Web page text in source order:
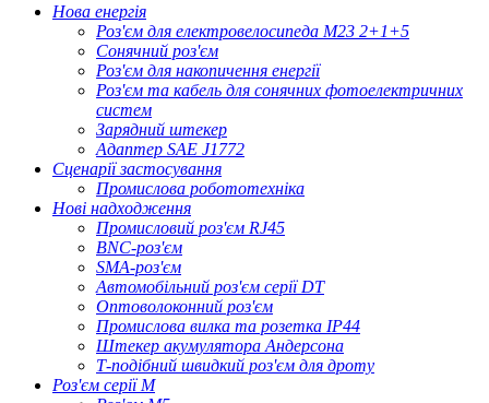
Нова енергія
Роз'єм для електровелосипеда M23 2+1+5
Сонячний роз'єм
Роз'єм для накопичення енергії
Роз'єм та кабель для сонячних фотоелектричних
систем
Зарядний штекер
Адаптер SAE J1772
Сценарії застосування
Промислова робототехніка
Нові надходження
Промисловий роз'єм RJ45
BNC-роз'єм
SMA-роз'єм
Автомобільний роз'єм серії DT
Оптоволоконний роз'єм
Промислова вилка та розетка IP44
Штекер акумулятора Андерсона
Т-подібний швидкий роз'єм для дроту
Роз'єм серії M